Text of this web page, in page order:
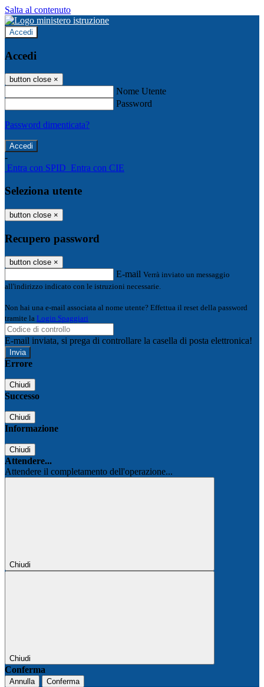
Salta al contenuto
Accedi
Accedi
button close ×
Nome Utente
Password
Password dimenticata?
-
Entra con SPID Entra con CIE
Seleziona utente
button close ×
Recupero password
button close ×
E-mail Verrà inviato un messaggio
all'indirizzo indicato con le istruzioni necessarie.
Non hai una e-mail associata al nome utente? Effettua il reset della password
tramite la Login Spaggiari
E-mail inviata, si prega di controllare la casella di posta elettronica!
Errore
Chiudi
Successo
Chiudi
Informazione
Chiudi
Attendere...
Attendere il completamento dell'operazione...
Chiudi
Chiudi
Conferma
Annulla Conferma